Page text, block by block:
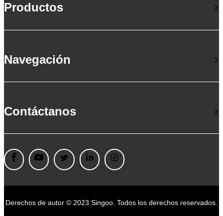
Productos
Navegación
Contáctanos
Derechos de autor © 2023 Singoo. Todos los derechos reservados.